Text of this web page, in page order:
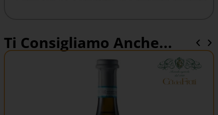
Ti Consigliamo Anche...